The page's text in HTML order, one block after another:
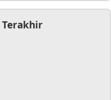
Terakhir